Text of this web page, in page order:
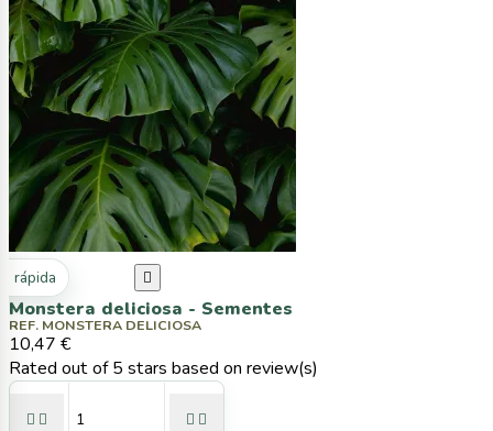
rápida 
Monstera deliciosa - Sementes
REF. MONSTERA DELICIOSA
10,47 €
Rated out of 5 stars based on review(s)
   